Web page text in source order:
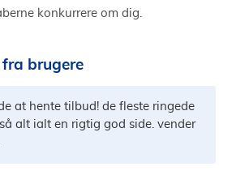
konkurrere om dig.
brugere
at hente tilbud! de fleste ringede
alt ialt en rigtig god side. vender